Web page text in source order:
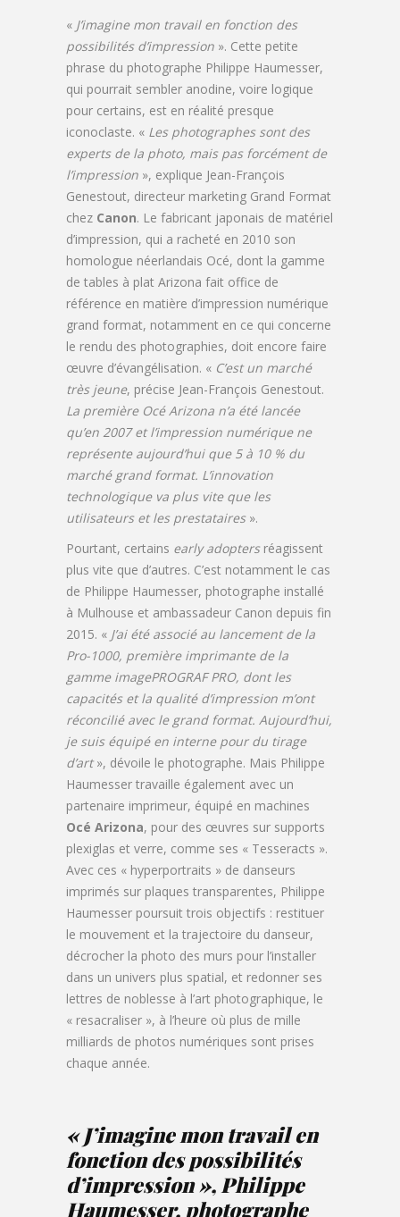
« J’imagine mon travail en fonction des
possibilités d’impression ». Cette petite
phrase du photographe Philippe Haumesser,
qui pourrait sembler anodine, voire logique
pour certains, est en réalité presque
iconoclaste. « Les photographes sont des
experts de la photo, mais pas forcément de
l’impression », explique Jean-François
Genestout, directeur marketing Grand Format
chez Canon. Le fabricant japonais de matériel
d’impression, qui a racheté en 2010 son
homologue néerlandais Océ, dont la gamme
de tables à plat Arizona fait office de
référence en matière d’impression numérique
grand format, notamment en ce qui concerne
le rendu des photographies, doit encore faire
œuvre d’évangélisation. « C’est un marché
très jeune, précise Jean-François Genestout.
La première Océ Arizona n’a été lancée
qu’en 2007 et l’impression numérique ne
représente aujourd’hui que 5 à 10 % du
marché grand format. L’innovation
technologique va plus vite que les
utilisateurs et les prestataires ».
Pourtant, certains early adoptersréagissent
plus vite que d’autres. C’est notamment le cas
de Philippe Haumesser, photographe installé
à Mulhouse et ambassadeur Canon depuis fin
2015. « J’ai été associé au lancement de la
Pro-1000, première imprimante de la
gamme imagePROGRAF PRO, dont les
capacités et la qualité d’impression m’ont
réconcilié avec le grand format. Aujourd’hui,
je suis équipé en interne pour du tirage
d’art», dévoile le photographe. Mais Philippe
Haumesser travaille également avec un
partenaire imprimeur, équipé en machines
Océ Arizona, pour des œuvres sur supports
plexiglas et verre, comme ses « Tesseracts ».
Avec ces « hyperportraits » de danseurs
imprimés sur plaques transparentes, Philippe
Haumesser poursuit trois objectifs : restituer
le mouvement et la trajectoire du danseur,
décrocher la photo des murs pour l’installer
dans un univers plus spatial, et redonner ses
lettres de noblesse à l’art photographique, le
« resacraliser », à l’heure où plus de mille
milliards de photos numériques sont prises
chaque année.
«J’imagine mon travail en
fonction des possibilités
d’impression», Philippe
Haumesser, photographe